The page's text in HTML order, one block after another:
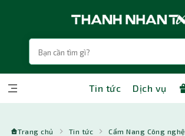
Tin tức Dịch vụ
Trang chủ Tin tức Cẩm Nang Công nghệ